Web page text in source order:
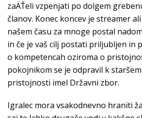
zaÄŤeli vzpenjati po dolgem
članov. Konec koncev je streamer
našem času za mnoge postal
in če je vaš cilj postati priljubljen in
o kompetencah oziroma o
pokojnikom se je odpravil k
pristojnosti imel Državni zbor.
Igralec mora vsakodnevno hraniti